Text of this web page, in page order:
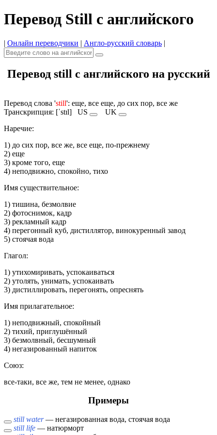
Перевод Still с английского
| Онлайн переводчики | Англо-русский словарь |
Перевод still с английского на русский
Перевод слова 'still': еще, все еще, до сих пор, все же
Транскрипция: [ˈstɪl] US
UK
Наречие:
1) до сих пор, все же, все еще, по-прежнему
2) еще
3) кроме того, еще
4) неподвижно, спокойно, тихо
Имя cуществительное:
1) тишина, безмолвие
2) фотоснимок, кадр
3) рекламный кадр
4) перегонный куб, дистиллятор, винокуренный завод
5) стоячая вода
Глагол:
1) утихомиривать, успокаиваться
2) утолять, унимать, успокаивать
3) дистиллировать, перегонять, опреснять
Имя прилагательное:
1) неподвижный, спокойный
2) тихий, приглушённый
3) безмолвный, бесшумный
4) негазированный напиток
Союз:
все-таки, все же, тем не менее, однако
Примеры
still water— негазированная вода, стоячая вода
still life — натюрморт